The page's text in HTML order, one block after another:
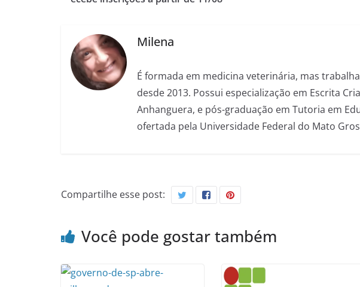
Milena
É formada em medicina veterinária, mas
desde 2013. Possui especialização em Escrita
Anhanguera, e pós-graduação em Tutoria em
ofertada pela Universidade Federal do Mato
Compartilhe esse post:
Você pode gostar também